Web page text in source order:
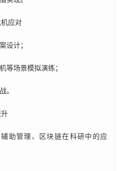
应对​​
计；
场景模拟演练；
。
管理、区块链在科研中的应